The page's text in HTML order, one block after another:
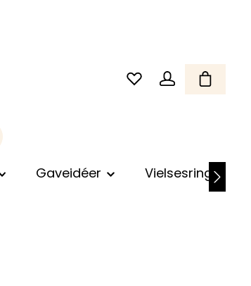
Gaveidéer Vielsesringe